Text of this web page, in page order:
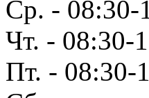
Ср. - 08:30-
Чт. - 08:30-
Пт. - 08:30-